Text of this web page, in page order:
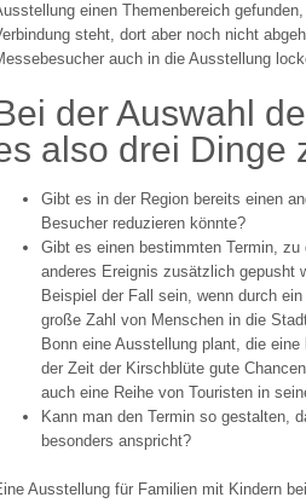
einen Themenbereich
steht, dort aber noch nicht
auch in die Ausstellung
der Auswahl
also drei Dinge
Gibt es in der Region bereits einen
Besucher reduzieren könnte?
Gibt es einen bestimmten Termin,
anderes Ereignis zusätzlich gepusht
Beispiel der Fall sein, wenn durch
große Zahl von Menschen in die
Bonn eine Ausstellung plant, die
der Zeit der Kirschblüte gute
auch eine Reihe von Touristen in
Kann man den Termin so gestalten,
besonders anspricht?
Ausstellung für Familien mit Kindern